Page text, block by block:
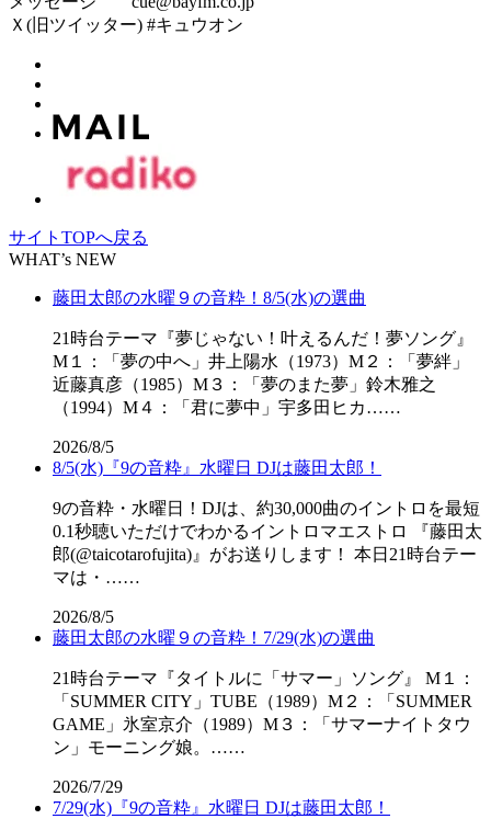
Ｘ(旧ツイッター) #キュウオン
サイトTOPへ戻る
WHAT’s NEW
藤田太郎の水曜９の音粋！8/5(水)の選曲
21時台テーマ『夢じゃない！叶えるんだ！夢ソング』
M１：「夢の中へ」井上陽水（1973）M２：「夢絆」
近藤真彦（1985）M３：「夢のまた夢」鈴木雅之
（1994）M４：「君に夢中」宇多田ヒカ……
2026/8/5
8/5(水)『9の音粋』水曜日 DJは藤田太郎！
9の音粋・水曜日！DJは、約30,000曲のイントロを最短
0.1秒聴いただけでわかるイントロマエストロ 『藤田太
郎(@taicotarofujita)』がお送りします！ 本日21時台テー
マは・……
2026/8/5
藤田太郎の水曜９の音粋！7/29(水)の選曲
21時台テーマ『タイトルに「サマー」ソング』 M１：
「SUMMER CITY」TUBE（1989）M２：「SUMMER
GAME」氷室京介（1989）M３：「サマーナイトタウ
ン」モーニング娘。……
2026/7/29
7/29(水)『9の音粋』水曜日 DJは藤田太郎！